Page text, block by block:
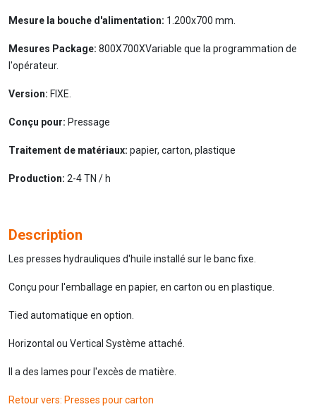
Mesure la bouche d'alimentation: 1.200x700 mm.
Mesures Package: 800X700XVariable que la programmation de
l'opérateur.
Version: FIXE.
Conçu pour: Pressage
Traitement de matériaux: papier, carton, plastique
Production: 2-4 TN / h
Description
Les presses hydrauliques d'huile installé sur le banc fixe.
Conçu pour l'emballage en papier, en carton ou en plastique.
Tied automatique en option.
Horizontal ou Vertical Système attaché.
Il a des lames pour l'excès de matière.
Retour vers: Presses pour carton